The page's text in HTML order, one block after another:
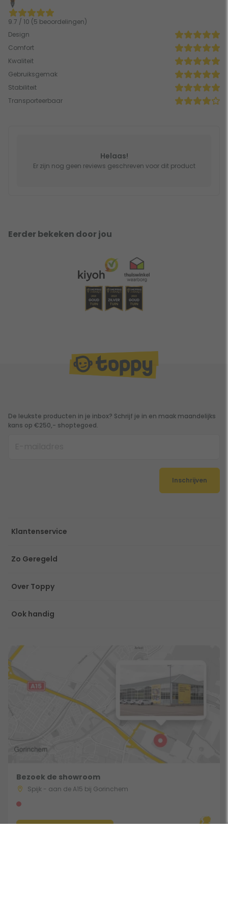
9.7 / 10 (5 beoordelingen)
Design
Comfort
Kwaliteit
Gebruiksgemak
Stabiliteit
Transporteerbaar
Helaas!
Er zijn nog geen reviews geschreven voor dit product
Eerder bekeken door jou
De leukste producten in je inbox? Schrijf je in en maak maandelijks
kans op €250,- shoptegoed.
Inschrijven
Klantenservice
Zo Geregeld
Over Toppy
Ook handig
Bezoek de showroom
Spijk - aan de A15 bij Gorinchem